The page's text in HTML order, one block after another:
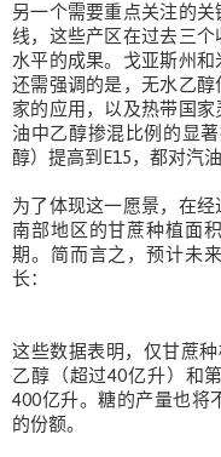
另一个需要重点关注的
线，这些产区在过去三
水平的成果。戈亚斯州和
还需强调的是，无水乙
家的应用，以及热带国
油中乙醇掺混比例的显
醇）提高到E15，都对汽
为了体现这一愿​​景，在
南部地区的甘蔗种植面
期。简而言之，预计未
长：
这些数据表明，仅甘蔗
乙醇（超过40亿升）和
400亿升。糖的产量也将
的份额。